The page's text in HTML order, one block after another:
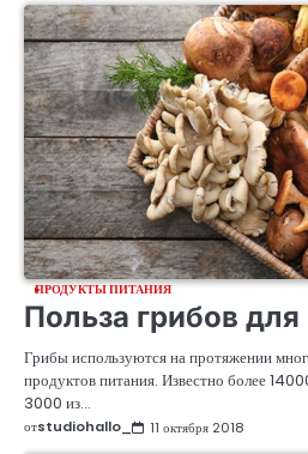
ПРОДУКТЫ ПИТАНИЯ
Польза грибов для
Грибы используются на протяжении
продуктов питания. Известно более
3000 из…
отstudiohallo_ 11 октября 2018